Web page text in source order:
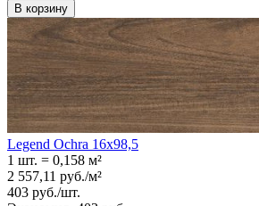
В корзину
Legend Ochra 16x98,5
1 шт. = 0,158 м²
2 557,11 руб./м²
403 руб./шт.